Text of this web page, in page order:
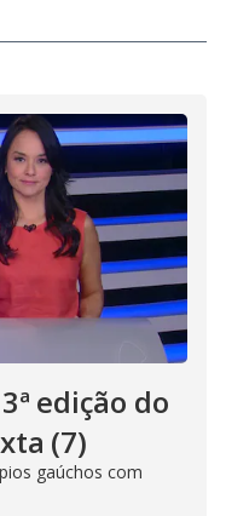
edição do
(7)
gaúchos com